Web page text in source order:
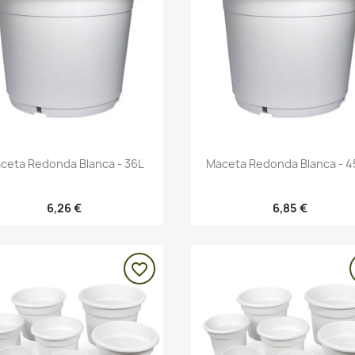
Vista rápida
Redonda Blanca - 36L
6,26 €
Vista rápida
Maceta Redonda Blanca -
6,85 €
favorite_border